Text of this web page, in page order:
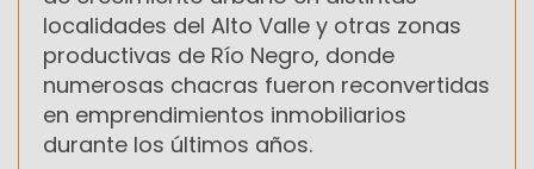
localidades del Alto Valle y otras zonas
productivas de Río Negro, donde
numerosas chacras fueron reconvertidas
en emprendimientos inmobiliarios
durante los últimos años.